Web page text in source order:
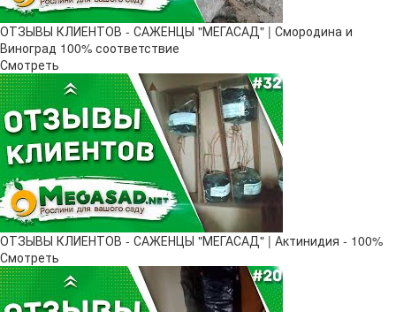
ОТЗЫВЫ КЛИЕНТОВ - САЖЕНЦЫ "МЕГАСАД" | Смородина и
Виноград 100% соответствие
Смотреть
ОТЗЫВЫ КЛИЕНТОВ - САЖЕНЦЫ "МЕГАСАД" | Актинидия - 100%
Смотреть